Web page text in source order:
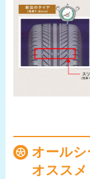
オール
オススメ